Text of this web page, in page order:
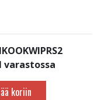
varastossa
koriin